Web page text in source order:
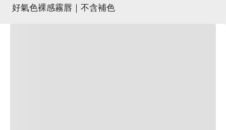
好氣色裸感霧唇｜不含補色